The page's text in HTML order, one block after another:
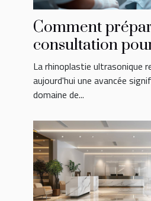
Comment
consultation
rhinoplastie
La rhinoplastie ultrasonique
aujourd'hui une avancée
domaine de...